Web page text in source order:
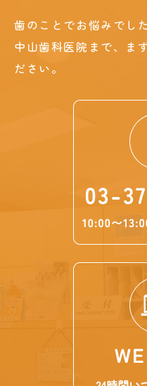
歯のことでお悩みでし
中山歯科医院まで、ま
ださい。